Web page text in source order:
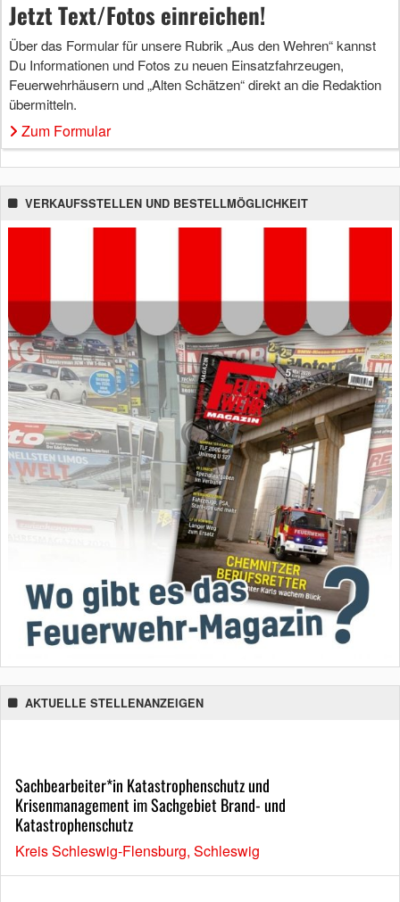
Jetzt Text/Fotos einreichen!
Über das Formular für unsere Rubrik „Aus den Wehren“ kannst
Du Informationen und Fotos zu neuen Einsatzfahrzeugen,
Feuerwehrhäusern und „Alten Schätzen“ direkt an die Redaktion
übermitteln.
Zum Formular
VERKAUFSSTELLEN UND BESTELLMÖGLICHKEIT
AKTUELLE STELLENANZEIGEN
Sachbearbeiter*in Katastrophenschutz und
Krisenmanagement im Sachgebiet Brand- und
Katastrophenschutz
Kreis Schleswig-Flensburg, Schleswig